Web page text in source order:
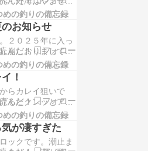
の後沈黙・・・。
１匹追加しかし、
視でき…
港内カレイ狙いで
きずりますが全く
。置き竿で待つも
潮の流れが速すぎ
掛け投入して10分
てる！キターーー
きで…
めの釣りの備忘録
お知らせ
２０２５年に入っ
崩しおりまして釣
みとなっていま
候も徐々に春らし
ね。春恒例の日本
ところ予定はあり
湾の釣りは４月こ
がらスタートして
す。そし…
めの釣りの備忘録
！
らカレイ狙いで
るとクンッとアタ
ガレイ。続けて
イ。その後沈黙で
々に強烈なアタ
く！！良型のマガ
めの釣りの備忘録
が凄すぎた
ックです。潮止ま